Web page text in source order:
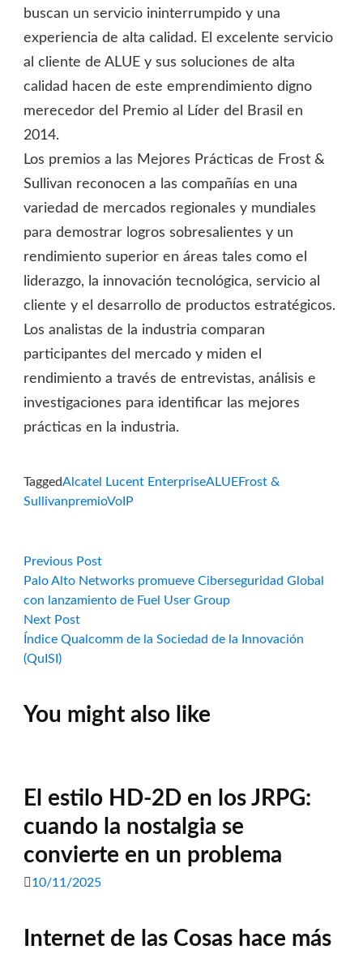
buscan un servicio ininterrumpido y una
experiencia de alta calidad. El excelente servicio
al cliente de ALUE y sus soluciones de alta
calidad hacen de este emprendimiento digno
merecedor del Premio al Líder del Brasil en
2014.
Los premios a las Mejores Prácticas de Frost &
Sullivan reconocen a las compañías en una
variedad de mercados regionales y mundiales
para demostrar logros sobresalientes y un
rendimiento superior en áreas tales como el
liderazgo, la innovación tecnológica, servicio al
cliente y el desarrollo de productos estratégicos.
Los analistas de la industria comparan
participantes del mercado y miden el
rendimiento a través de entrevistas, análisis e
investigaciones para identificar las mejores
prácticas en la industria.
TaggedAlcatel Lucent EnterpriseALUEFrost &
SullivanpremioVoIP
Navegación
de
entradas
Previous PostPrevious
post:
Palo Alto Networks promueve Ciberseguridad Global
con lanzamiento de Fuel User Group
Next PostNext
post:
Índice Qualcomm de la Sociedad de la Innovación
(QuISI)
You might also like
El estilo HD-2D en los JRPG:
cuando la nostalgia se
convierte en un problema
10/11/2025
Internet de las Cosas hace más